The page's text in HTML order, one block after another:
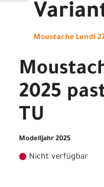
Moustache Lundi
2025
TU
Modelljahr 2025
Nicht verfügbar